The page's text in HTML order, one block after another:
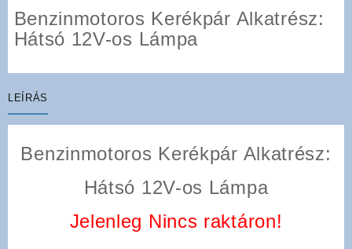
Benzinmotoros Kerékpár Alkatrész:
Hátsó 12V-os Lámpa
LEÍRÁS
Benzinmotoros Kerékpár Alkatrész:
Hátsó 12V-os Lámpa
Jelenleg Nincs raktáron!